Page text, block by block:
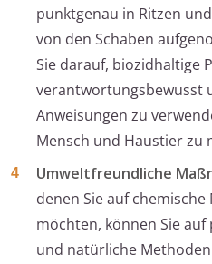
punktgenau in Ritzen
von den Schaben
Sie darauf, biozidhaltige
verantwortungsbewusst
Anweisungen zu
Mensch und Haustier zu
Umweltfreundliche
denen Sie auf
möchten, können Sie
und natürliche